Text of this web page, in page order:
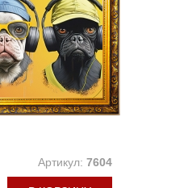
Артикул: 7604